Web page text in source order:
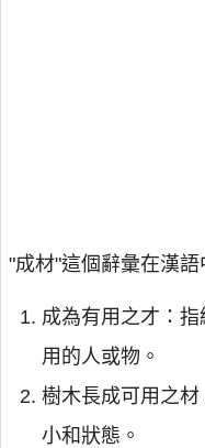
"成材"這個辭彙在漢語
成為有用之才：
用的人或物。
樹木長成可用之
小和狀態。